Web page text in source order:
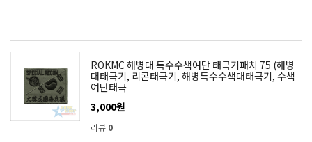
ROKMC 해병대 특수수색여단 태극기패치 75 (해병
대태극기, 리콘태극기, 해병특수수색대태극기, 수색
여단태극
3,000원
리뷰 0